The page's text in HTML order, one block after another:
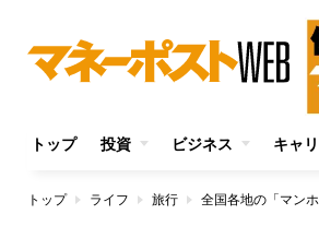
トップ 投資 ビジネス キャ
トップ ライフ 旅行